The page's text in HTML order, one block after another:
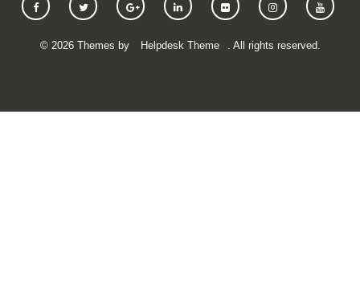
© 2026Themes by Helpdesk Theme . All rights reserved.